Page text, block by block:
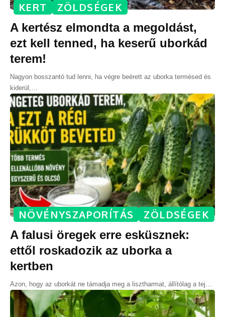
KERT ZÖLDSÉGEK
A kertész elmondta a megoldást,
ezt kell tenned, ha keserű uborkád
terem!
Nagyon bosszantó tud lenni, ha végre beérett az uborka termésed és
kiderül,…
NÖVÉNYSZAPORÍTÁS ZÖLDSÉGEK
A falusi öregek erre esküsznek:
ettől roskadozik az uborka a
kertben
Azon, hogy az uborkát ne támadja meg a lisztharmat, állítólag a tej…